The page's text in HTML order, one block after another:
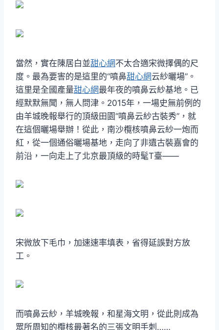
當然，實在陳居白並甜心網不太合適宋微擇偶的尺
度。最為要害的是這里的“噴鼻甜心網云紗曬場”。
這里是全國產量甜心網最年夜的噴鼻云紗基地。已
經默默無聞，無人問津。2015年，一場史無前例的
由羊城晚報舉行的頂級田園“噴鼻云紗古裝秀”，就
在這個曬場舉辦！從此，南沙欖核噴鼻云紗一炮而
紅，從一個通俗曬場基地，走向了非遺古裝嘉會的
前沿，一向走上了北京最頂級的時髦T臺——
宋微放下毛巾，加速速率填表，省得延誤對方放
工。
而噴鼻云紗，羊城晚報，和星海文明，從此則成為
眾所周知的欖核最著名的三張文明手刺……